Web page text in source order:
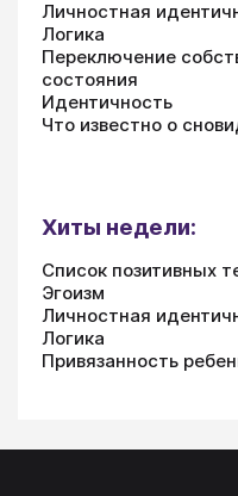
Личностная
Логика
Переключение
состояния
Идентичность
Что известно о
Хиты недели:
Список позитивных
Эгоизм
Личностная
Логика
Привязанность